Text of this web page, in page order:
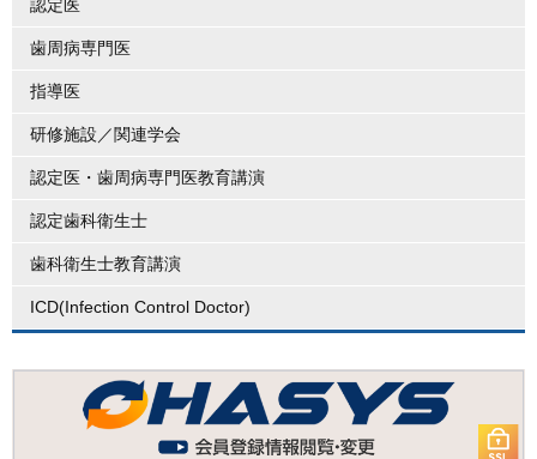
認定医
歯周病専門医
指導医
研修施設／関連学会
認定医・歯周病専門医教育講演
認定歯科衛生士
歯科衛生士教育講演
ICD(Infection Control Doctor)